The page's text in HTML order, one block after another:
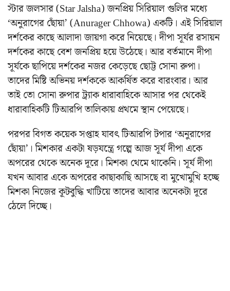
স্টার জলসার (Star Jalsha) জনপ্রিয় সিরিয়াল গুলির মধ্যে
‘অনুরাগের ছোঁয়া’ (Anurager Chhowa) একটি। এই সিরিয়াল
দর্শকের কাছে আলাদা জায়গা করে নিয়েছে। দীপা সূর্যর রসায়ন
দর্শকের কাছে বেশ জনপ্রিয় হয়ে উঠেছে। আর বর্তমানে দীপা
সূর্যকে ছাপিয়ে দর্শকের নজর কেড়েছে ছোট্ট সোনা রুপা।
তাদের মিষ্টি অভিনয় দর্শককে আকর্ষিত করে বারংবার। আর
তাই তো সোনা রুপার ট্র্যাক ধারাবাহিকে আসার পর থেকেই
ধারাবাহিকটি টিআরপি তালিকায় প্রথমে স্থান পেয়েছে।
পরপর বিগত কয়েক সপ্তাহ যাবৎ টিআরপি টপার ‘অনুরাগের
ছোঁয়া’। মিশকার একটা ষড়যন্ত্রে গল্পে আজ সূর্য দীপা একে
অপরের থেকে অনেক দূরে। মিশকা থেমে থাকেনি। সূর্য দীপা
যখন আবার একে অপরের কাছাকাছি আসছে বা মুখোমুখি হচ্ছে
মিশকা নিজের কূটবুদ্ধি খাটিয়ে তাদের আবার অনেকটা দূরে
ঠেলে দিচ্ছে।